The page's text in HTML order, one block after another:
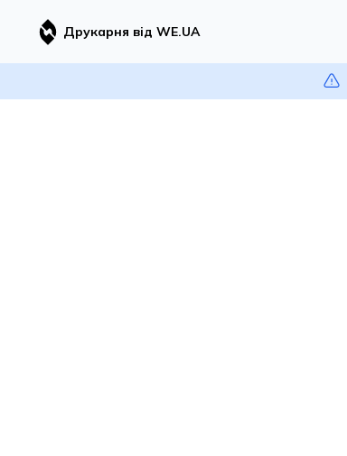
Друкарня від WE.UA